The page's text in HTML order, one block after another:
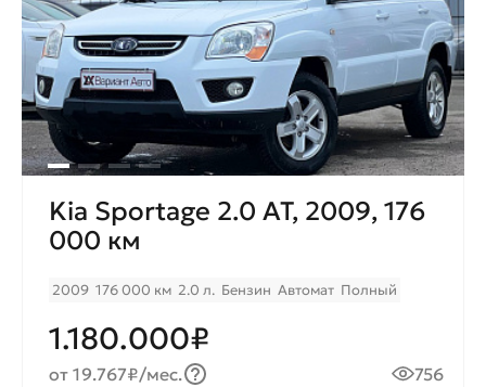
Kia Sportage 2.0 AT, 2009, 176
000 км
2009 176 000 км 2.0 л. Бензин Автомат Полный
1.180.000₽
от 19.767₽/мес. 756